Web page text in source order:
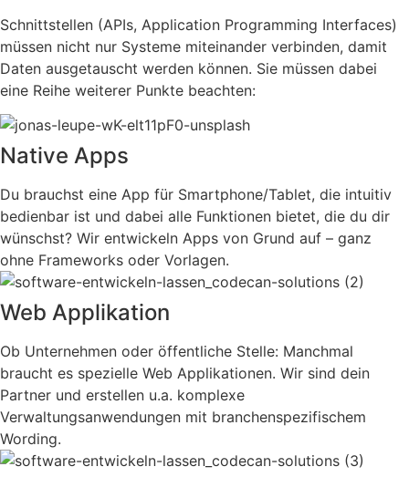
Schnittstellen (APIs, Application Programming Interfaces)
müssen nicht nur Systeme miteinander verbinden, damit
Daten ausgetauscht werden können. Sie müssen dabei
eine Reihe weiterer Punkte beachten:
Native Apps
Du brauchst eine App für Smartphone/Tablet, die intuitiv
bedienbar ist und dabei alle Funktionen bietet, die du dir
wünschst? Wir entwickeln Apps von Grund auf – ganz
ohne Frameworks oder Vorlagen.
Web Applikation
Ob Unternehmen oder öffentliche Stelle: Manchmal
braucht es spezielle Web Applikationen. Wir sind dein
Partner und erstellen u.a. komplexe
Verwaltungsanwendungen mit branchenspezifischem
Wording.